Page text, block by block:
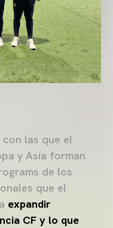
con las que el
y Asia forman
de los
que el
expandir
CF y lo que